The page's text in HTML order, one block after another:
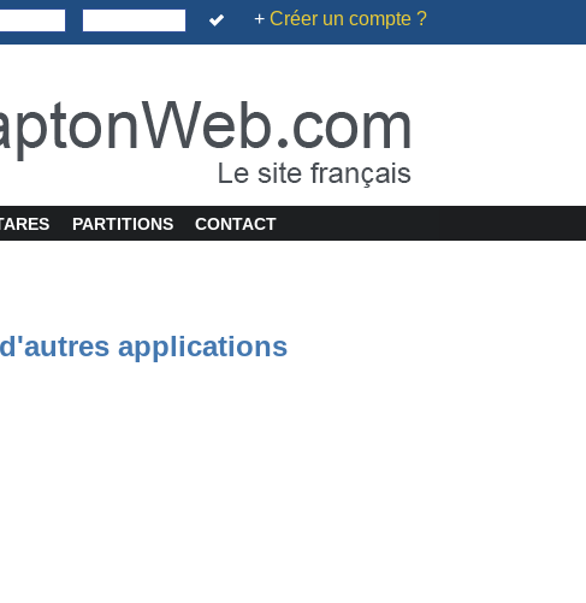
+ Créer un compte ?
PARTITIONS CONTACT
applications